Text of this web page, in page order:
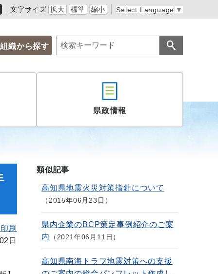
文字サイズ 拡大 標準 縮小 Select Language ▼
組織から探す
県政情報
刷
日
類似記事
高知県地震火災対策指針について
2015年06月23日
県内企業のBCP策定事例紹介のご案
内
2021年06月11日
高知県南海トラフ地震対策への支援